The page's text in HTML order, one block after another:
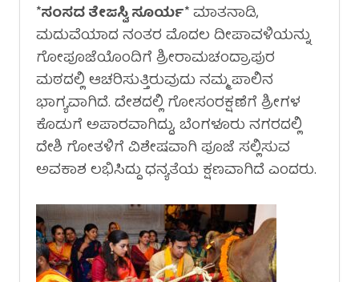
*ಸಂಸದ ತೇಜಸ್ವಿ ಸೂರ್ಯ* ಮಾತನಾಡಿ,
ಮದುವೆಯಾದ ನಂತರ ಮೊದಲ ದೀಪಾವಳಿಯನ್ನು
ಗೋಪೂಜೆಯೊಂದಿಗೆ ಶ್ರೀರಾಮಚಂದ್ರಾಪುರ
ಮಠದಲ್ಲಿ ಆಚರಿಸುತ್ತಿರುವುದು ನಮ್ಮ ಪಾಲಿನ
ಭಾಗ್ಯವಾಗಿದೆ. ದೇಶದಲ್ಲಿ ಗೋಸಂರಕ್ಷಣೆಗೆ ಶ್ರೀಗಳ
ಕೊಡುಗೆ ಅಪಾರವಾಗಿದ್ದು, ಬೆಂಗಳೂರು ನಗರದಲ್ಲಿ
ದೇಶಿ ಗೋತಳಿಗೆ ವಿಶೇಷವಾಗಿ ಪೂಜೆ ಸಲ್ಲಿಸುವ
ಅವಕಾಶ ಲಭಿಸಿದ್ದು ಧನ್ಯತೆಯ ಕ್ಷಣವಾಗಿದೆ ಎಂದರು.